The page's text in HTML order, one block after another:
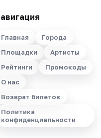
Главная
Города
Площадки
Артисты
Рейтинги
Промокоды
О нас
Возврат билетов
Политика
конфиденциальности